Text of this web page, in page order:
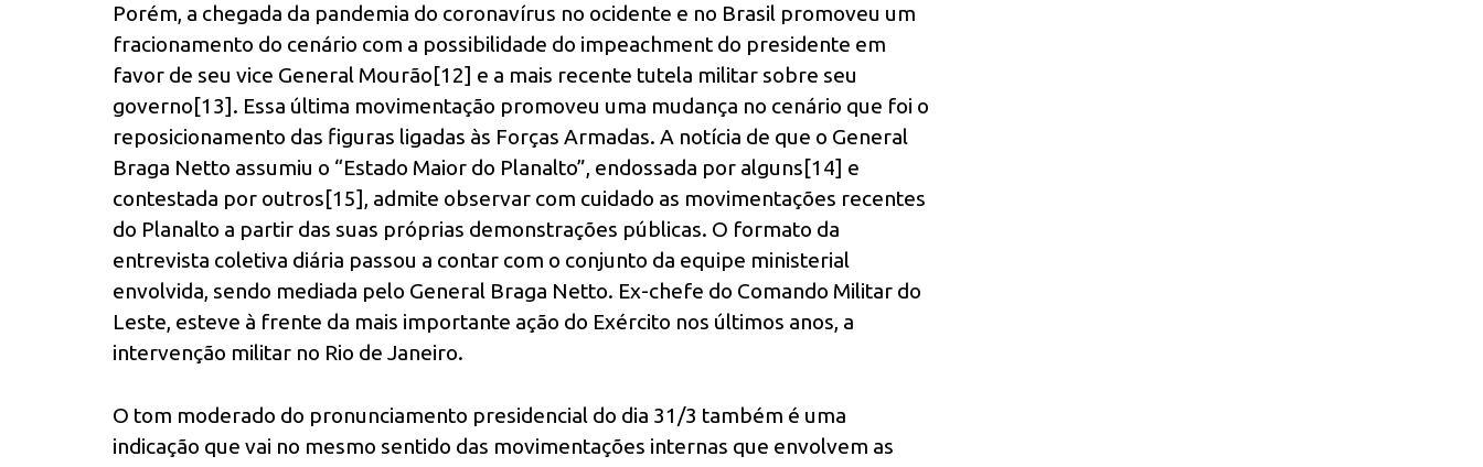
Porém, a chegada da pandemia do coronavírus no ocidente e no Brasil promoveu um
fracionamento do cenário com a possibilidade do impeachment do presidente em
favor de seu vice General Mourão[12] e a mais recente tutela militar sobre seu
governo[13]. Essa última movimentação promoveu uma mudança no cenário que foi o
reposicionamento das figuras ligadas às Forças Armadas. A notícia de que o General
Braga Netto assumiu o “Estado Maior do Planalto”, endossada por alguns[14] e
contestada por outros[15], admite observar com cuidado as movimentações recentes
do Planalto a partir das suas próprias demonstrações públicas. O formato da
entrevista coletiva diária passou a contar com o conjunto da equipe ministerial
envolvida, sendo mediada pelo General Braga Netto. Ex-chefe do Comando Militar do
Leste, esteve à frente da mais importante ação do Exército nos últimos anos, a
intervenção militar no Rio de Janeiro.
O tom moderado do pronunciamento presidencial do dia 31/3 também é uma
indicação que vai no mesmo sentido das movimentações internas que envolvem as